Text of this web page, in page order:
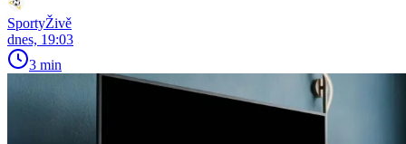
SportyŽivě
dnes, 19:03
3 min